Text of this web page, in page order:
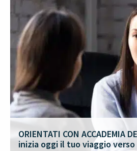
ORIENTATI CON ACCADEMIA
inizia oggi il tuo viaggio verso